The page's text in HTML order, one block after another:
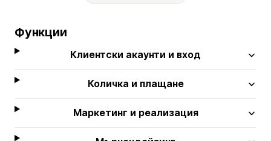
Функции
Клиентски акаунти и вход
Количка и плащане
Маркетинг и реализация